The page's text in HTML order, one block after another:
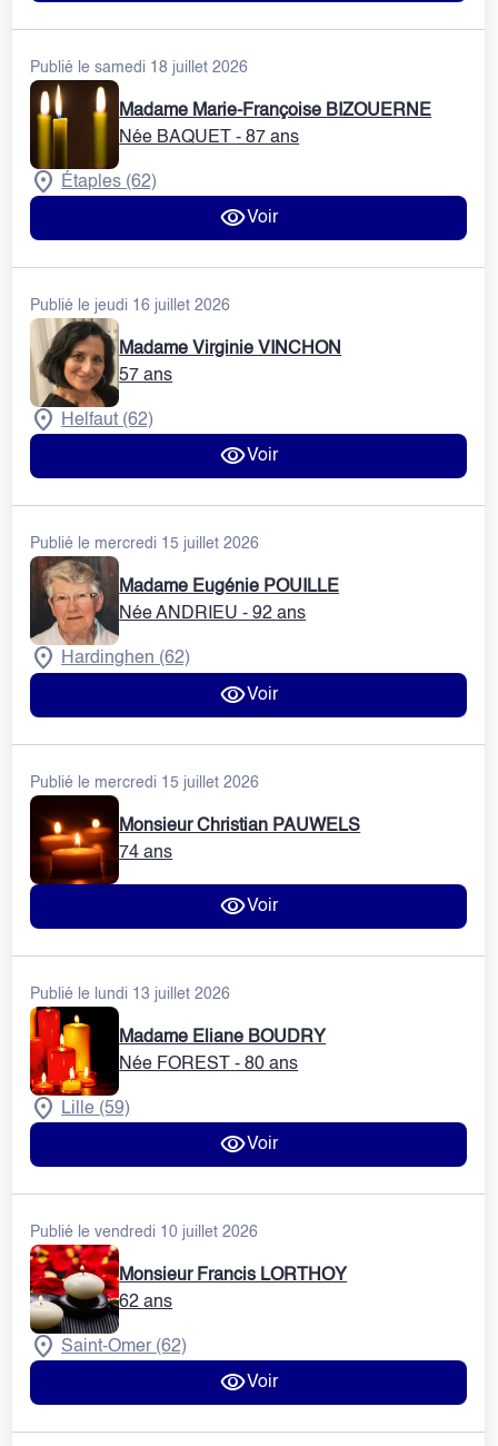
Publié le samedi 18 juillet 2026
Madame Marie-Françoise BIZOUERNE
Née BAQUET
- 87 ans
Étaples (62)
Voir
Publié le jeudi 16 juillet 2026
Madame Virginie VINCHON
57 ans
Helfaut (62)
Voir
Publié le mercredi 15 juillet 2026
Madame Eugénie POUILLE
Née ANDRIEU - 92 ans
Hardinghen (62)
Voir
Publié le mercredi 15 juillet 2026
Monsieur Christian PAUWELS
74 ans
Voir
Publié le lundi 13 juillet 2026
Madame Eliane BOUDRY
Née FOREST - 80 ans
Lille (59)
Voir
Publié le vendredi 10 juillet 2026
Monsieur Francis LORTHOY
62 ans
Saint-Omer (62)
Voir